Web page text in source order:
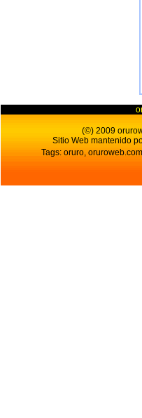
(©) 2009
Sitio Web mantenido
Tags: oruro,